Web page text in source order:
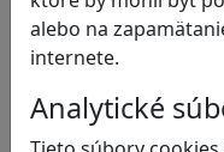
alebo na
internete.
Analytické
Kyberšikana
Logické myslenie
Ľudské práva a
Motorika a
Programovanie/